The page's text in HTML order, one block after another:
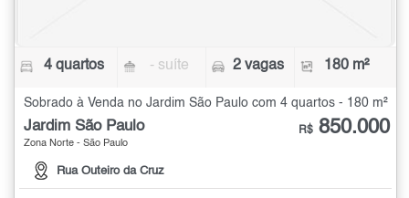
4 quartos - suíte 2 vagas 180 m²
Sobrado à Venda no Jardim São Paulo com 4 quartos - 180 m²
Jardim São Paulo
Zona Norte - São Paulo
Rua Outeiro da Cruz
R$ 850.000